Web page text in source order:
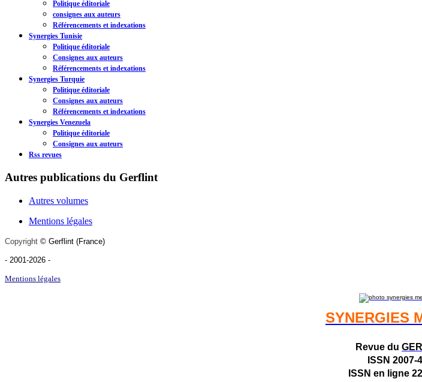
Politique éditoriale
consignes aux auteurs
Référencements et indexations
Synergies Tunisie
Politique éditoriale
Consignes aux auteurs
Référencements et indexations
Synergies Turquie
Politique éditoriale
Consignes aux auteurs
Référencements et indexations
Synergies Venezuela
Politique éditoriale
Consignes aux auteurs
Rss revues
Autres publications du Gerflint
Autres volumes
Mentions légales
Copyright © Gerflint (France)
- 2001-2026 -
Mentions légales
SYNERGIES
Revue du
ISSN 2007-
ISSN en ligne